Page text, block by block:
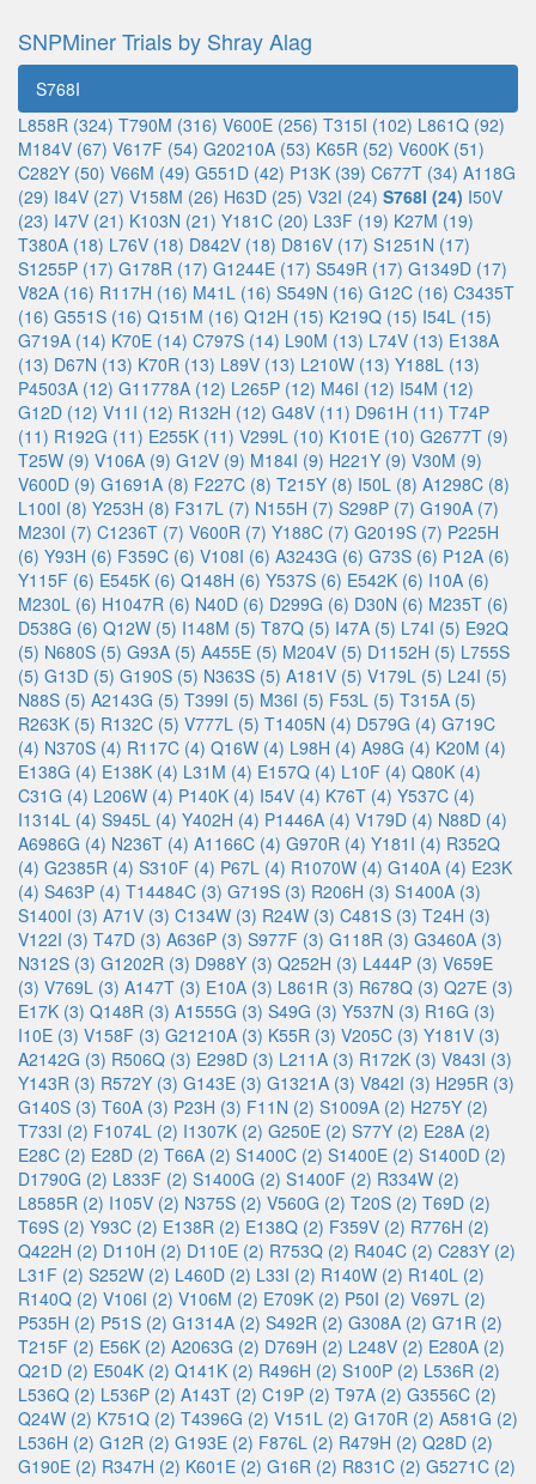
SNPMiner Trials by Shray Alag
S768I
L858R (324) T790M (316) V600E (256) T315I (102) L861Q (92)
M184V (67) V617F (54) G20210A (53) K65R (52) V600K (51)
C282Y (50) V66M (49) G551D (42) P13K (39) C677T (34) A118G
(29) I84V (27) V158M (26) H63D (25) V32I (24) S768I (24) I50V
(23) I47V (21) K103N (21) Y181C (20) L33F (19) K27M (19)
T380A (18) L76V (18) D842V (18) D816V (17) S1251N (17)
S1255P (17) G178R (17) G1244E (17) S549R (17) G1349D (17)
V82A (16) R117H (16) M41L (16) S549N (16) G12C (16) C3435T
(16) G551S (16) Q151M (16) Q12H (15) K219Q (15) I54L (15)
G719A (14) K70E (14) C797S (14) L90M (13) L74V (13) E138A
(13) D67N (13) K70R (13) L89V (13) L210W (13) Y188L (13)
P4503A (12) G11778A (12) L265P (12) M46I (12) I54M (12)
G12D (12) V11I (12) R132H (12) G48V (11) D961H (11) T74P
(11) R192G (11) E255K (11) V299L (10) K101E (10) G2677T (9)
T25W (9) V106A (9) G12V (9) M184I (9) H221Y (9) V30M (9)
V600D (9) G1691A (8) F227C (8) T215Y (8) I50L (8) A1298C (8)
L100I (8) Y253H (8) F317L (7) N155H (7) S298P (7) G190A (7)
M230I (7) C1236T (7) V600R (7) Y188C (7) G2019S (7) P225H
(6) Y93H (6) F359C (6) V108I (6) A3243G (6) G73S (6) P12A (6)
Y115F (6) E545K (6) Q148H (6) Y537S (6) E542K (6) I10A (6)
M230L (6) H1047R (6) N40D (6) D299G (6) D30N (6) M235T (6)
D538G (6) Q12W (5) I148M (5) T87Q (5) I47A (5) L74I (5) E92Q
(5) N680S (5) G93A (5) A455E (5) M204V (5) D1152H (5) L755S
(5) G13D (5) G190S (5) N363S (5) A181V (5) V179L (5) L24I (5)
N88S (5) A2143G (5) T399I (5) M36I (5) F53L (5) T315A (5)
R263K (5) R132C (5) V777L (5) T1405N (4) D579G (4) G719C
(4) N370S (4) R117C (4) Q16W (4) L98H (4) A98G (4) K20M (4)
E138G (4) E138K (4) L31M (4) E157Q (4) L10F (4) Q80K (4)
C31G (4) L206W (4) P140K (4) I54V (4) K76T (4) Y537C (4)
I1314L (4) S945L (4) Y402H (4) P1446A (4) V179D (4) N88D (4)
A6986G (4) N236T (4) A1166C (4) G970R (4) Y181I (4) R352Q
(4) G2385R (4) S310F (4) P67L (4) R1070W (4) G140A (4) E23K
(4) S463P (4) T14484C (3) G719S (3) R206H (3) S1400A (3)
S1400I (3) A71V (3) C134W (3) R24W (3) C481S (3) T24H (3)
V122I (3) T47D (3) A636P (3) S977F (3) G118R (3) G3460A (3)
N312S (3) G1202R (3) D988Y (3) Q252H (3) L444P (3) V659E
(3) V769L (3) A147T (3) E10A (3) L861R (3) R678Q (3) Q27E (3)
E17K (3) Q148R (3) A1555G (3) S49G (3) Y537N (3) R16G (3)
I10E (3) V158F (3) G21210A (3) K55R (3) V205C (3) Y181V (3)
A2142G (3) R506Q (3) E298D (3) L211A (3) R172K (3) V843I (3)
Y143R (3) R572Y (3) G143E (3) G1321A (3) V842I (3) H295R (3)
G140S (3) T60A (3) P23H (3) F11N (2) S1009A (2) H275Y (2)
T733I (2) F1074L (2) I1307K (2) G250E (2) S77Y (2) E28A (2)
E28C (2) E28D (2) T66A (2) S1400C (2) S1400E (2) S1400D (2)
D1790G (2) L833F (2) S1400G (2) S1400F (2) R334W (2)
L8585R (2) I105V (2) N375S (2) V560G (2) T20S (2) T69D (2)
T69S (2) Y93C (2) E138R (2) E138Q (2) F359V (2) R776H (2)
Q422H (2) D110H (2) D110E (2) R753Q (2) R404C (2) C283Y (2)
L31F (2) S252W (2) L460D (2) L33I (2) R140W (2) R140L (2)
R140Q (2) V106I (2) V106M (2) E709K (2) P50I (2) V697L (2)
P535H (2) P51S (2) G1314A (2) S492R (2) G308A (2) G71R (2)
T215F (2) E56K (2) A2063G (2) D769H (2) L248V (2) E280A (2)
Q21D (2) E504K (2) Q141K (2) R496H (2) S100P (2) L536R (2)
L536Q (2) L536P (2) A143T (2) C19P (2) T97A (2) G3556C (2)
Q24W (2) K751Q (2) T4396G (2) V151L (2) G170R (2) A581G (2)
L536H (2) G12R (2) G193E (2) F876L (2) R479H (2) Q28D (2)
G190E (2) R347H (2) K601E (2) G16R (2) R831C (2) G5271C (2)